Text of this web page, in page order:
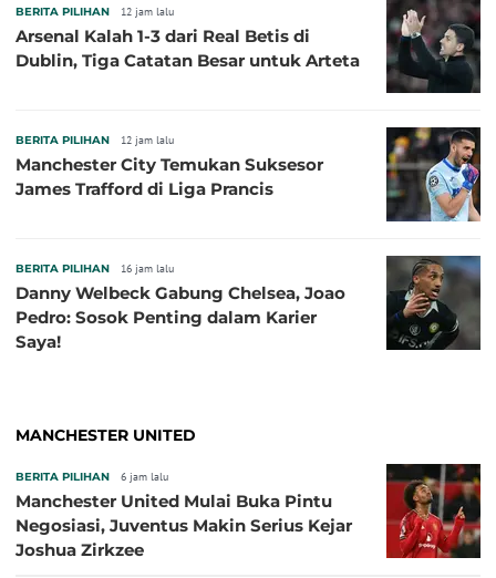
BERITA PILIHAN 12 jam lalu
Arsenal Kalah 1-3 dari Real Betis di
Dublin, Tiga Catatan Besar untuk Arteta
BERITA PILIHAN 12 jam lalu
Manchester City Temukan Suksesor
James Trafford di Liga Prancis
BERITA PILIHAN 16 jam lalu
Danny Welbeck Gabung Chelsea, Joao
Pedro: Sosok Penting dalam Karier
Saya!
MANCHESTER UNITED
BERITA PILIHAN 6 jam lalu
Manchester United Mulai Buka Pintu
Negosiasi, Juventus Makin Serius Kejar
Joshua Zirkzee